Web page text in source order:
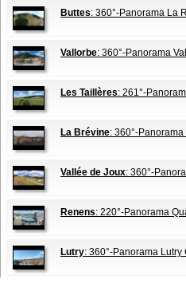
Buttes: 360°-Panorama La
Vallorbe: 360°-Panorama
Les Taillères: 261°-
La Brévine: 360°-
Vallée de Joux: 360°-
Renens: 220°-Panorama
Lutry: 360°-Panorama Lutry